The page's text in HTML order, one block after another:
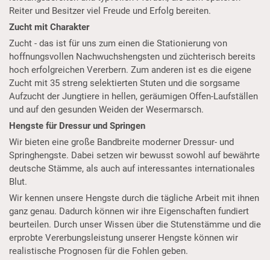
Reiter und Besitzer viel Freude und Erfolg bereiten.
Zucht mit Charakter
Zucht - das ist für uns zum einen die Stationierung von
hoffnungsvollen Nachwuchshengsten und züchterisch bereits
hoch erfolgreichen Vererbern. Zum anderen ist es die eigene
Zucht mit 35 streng selektierten Stuten und die sorgsame
Aufzucht der Jungtiere in hellen, geräumigen Offen-Laufställen
und auf den gesunden Weiden der Wesermarsch.
Hengste für Dressur und Springen
Wir bieten eine große Bandbreite moderner Dressur- und
Springhengste. Dabei setzen wir bewusst sowohl auf bewährte
deutsche Stämme, als auch auf interessantes internationales
Blut.
Wir kennen unsere Hengste durch die tägliche Arbeit mit ihnen
ganz genau. Dadurch können wir ihre Eigenschaften fundiert
beurteilen. Durch unser Wissen über die Stutenstämme und die
erprobte Vererbungsleistung unserer Hengste können wir
realistische Prognosen für die Fohlen geben.